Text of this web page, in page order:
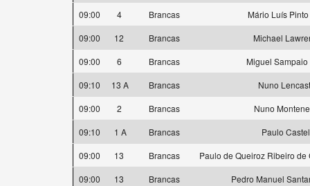
09:00
4 Brancas
Mário Luís
09:00
12 Brancas
Michael
09:00
6 Brancas
Miguel
09:10
13 A Brancas
Nuno
09:00
2 Brancas
Nuno
09:10
1 A Brancas
Paulo
09:00
13 Brancas
Paulo de Queiroz Ribeiro de
09:00
13 Brancas
Pedro Manuel